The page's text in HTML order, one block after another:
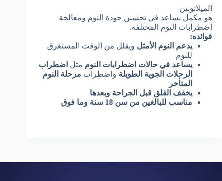
الميلاتونين
هو مكمل يساعد في تحسين جودة النوم ومعالجة
اضطرابات النوم المختلفة.
فوائده:
يدعم النوم الأمثل ويقلل من الوقت المستغرق
للنوم
يساعد في حالات اضطرابات النوم مثل اضطراب
الرحلات الجوية الطويلة واضطراب مرحلة النوم
المتأخر
يخفف القلق قبل الجراحة وبعدها
مناسب للبالغين من سن 18 سنة وما فوق